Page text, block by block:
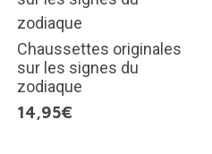
Chaussettes originales
sur les signes du
zodiaque
14,95€